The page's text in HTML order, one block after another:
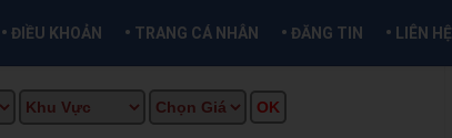
• ĐIỀU KHOẢN • TRANG CÁ NHÂN • ĐĂNG TIN • LIÊN HỆ